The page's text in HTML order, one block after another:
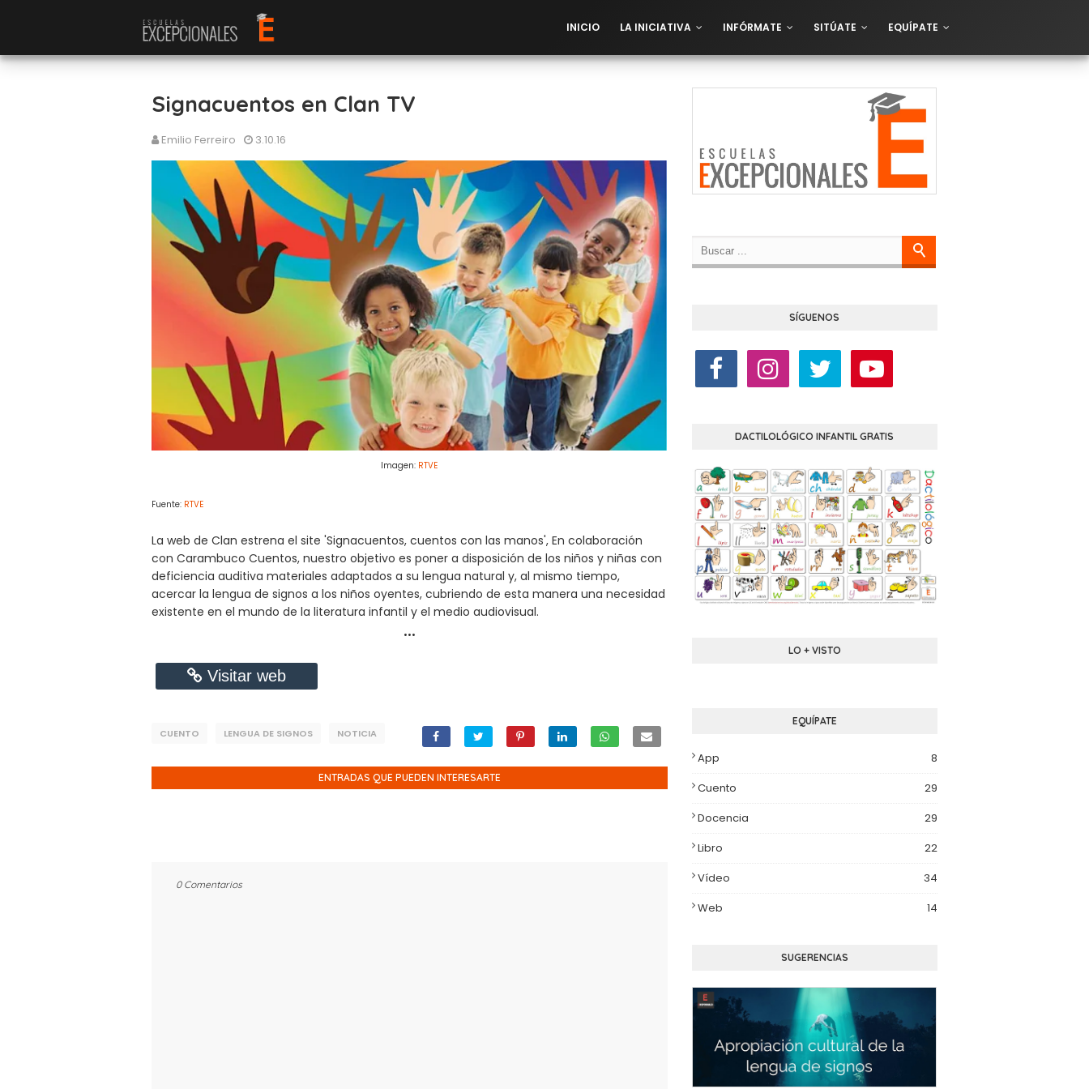
INICIO LA INICIATIVA INFÓRMATE SITÚATE EQUÍPATE
Signacuentos en Clan TV
Emilio Ferreiro 3.10.16
Imagen: RTVE
Fuente: RTVE
La web de Clan estrena el site 'Signacuentos, cuentos con las manos', En colaboración
con Carambuco Cuentos, nuestro objetivo es poner a disposición de los niños y niñas con
deficiencia auditiva materiales adaptados a su lengua natural y, al mismo tiempo,
acercar la lengua de signos a los niños oyentes, cubriendo de esta manera una necesidad
existente en el mundo de la literatura infantil y el medio audiovisual.
...
Visitar web
CUENTO LENGUA DE SIGNOS NOTICIA
ENTRADAS QUE PUEDEN INTERESARTE
0 Comentarios
SÍGUENOS
DACTILOLÓGICO INFANTIL GRATIS
LO + VISTO
EQUÍPATE
App
8
Cuento
29
Docencia
29
Libro
22
Vídeo
34
Web
14
SUGERENCIAS